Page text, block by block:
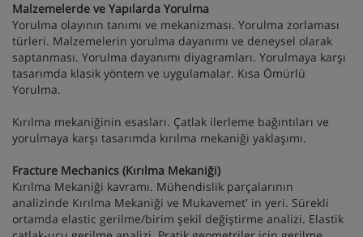
Malzemelerde ve Yapılarda Yorulma
Yorulma olayının tanımı ve mekanizması. Yorulma zorlaması
türleri. Malzemelerin yorulma dayanımı ve deneysel olarak
saptanması. Yorulma dayanımı diyagramları. Yorulmaya karşı
tasarımda klasik yöntem ve uygulamalar. Kısa Ömürlü
Yorulma.
Kırılma mekaniğinin esasları. Çatlak ilerleme bağıntıları ve
yorulmaya karşı tasarımda kırılma mekaniği yaklaşımı.
Fracture Mechanics (Kırılma Mekaniği)
Kırılma Mekaniği kavramı. Mühendislik parçalarının
analizinde Kırılma Mekaniği ve Mukavemet' in yeri. Sürekli
ortamda elastic gerilme/birim şekil değiştirme analizi. Elastik